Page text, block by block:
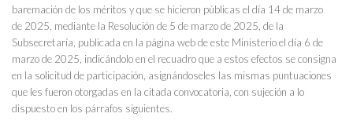
baremación de los méritos y que se hicieron públicas el día 14 de marzo
de 2025, mediante la Resolución de 5 de marzo de 2025, de la
Subsecretaría, publicada en la página web de este Ministerio el día 6 de
marzo de 2025, indicándolo en el recuadro que a estos efectos se consigna
en la solicitud de participación, asignándoseles las mismas puntuaciones
que les fueron otorgadas en la citada convocatoria, con sujeción a lo
dispuesto en los párrafos siguientes.